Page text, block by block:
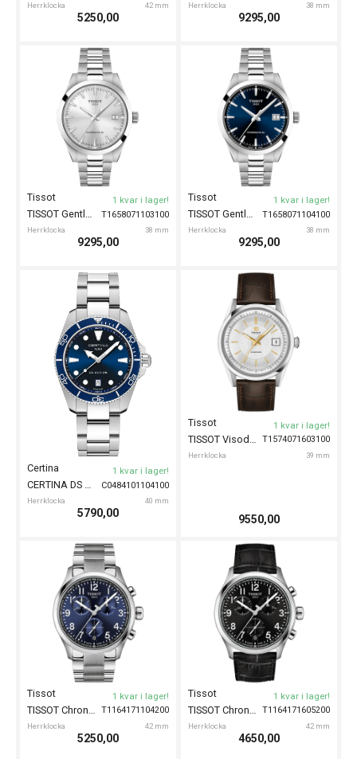
Herrklocka 42 mm
5250,00
Herrklocka 38 mm
9295,00
T1658071103100
Tissot
Herrklocka 38 mm
TISSOT Gentleman Automatic 38mm
1 kvar i lager!
9295,00
T1658071104100
Tissot
Herrklocka 38 mm
TISSOT Gentleman Automatic 38mm
1 kvar i lager!
9295,00
C0484101104100
Certina
Herrklocka 40 mm
CERTINA DS Action 40mm
1 kvar i lager!
5790,00
T1574071603100
Tissot
Herrklocka 39 mm
1 kvar i lager!
9550,00
T1164171104200
Tissot
Herrklocka 42 mm
1 kvar i lager!
5250,00
T1164171605200
Tissot
Herrklocka 42 mm
1 kvar i lager!
4650,00